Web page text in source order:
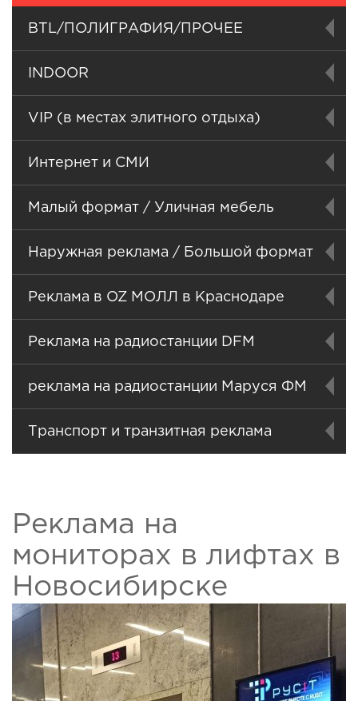
BTL/ПОЛИГРАФИЯ/ПРОЧЕЕ
INDOOR
VIP (в местах элитного отдыха)
Интернет и СМИ
Малый формат / Уличная мебель
Наружная реклама / Большой формат
Реклама в OZ МОЛЛ в Краснодаре
Реклама на радиостанции DFM
реклама на радиостанции Маруся ФМ
Транспорт и транзитная реклама
Реклама на
мониторах в лифтах в
Новосибирске